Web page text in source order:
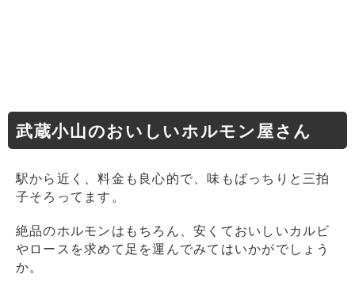
武蔵小山のおいしいホルモン屋さん
駅から近く、料金も良心的で、味もばっちりと三拍
子そろってます。
絶品のホルモンはもちろん、安くておいしいカルビ
やロースを求めて足を運んでみてはいかがでしょう
か。